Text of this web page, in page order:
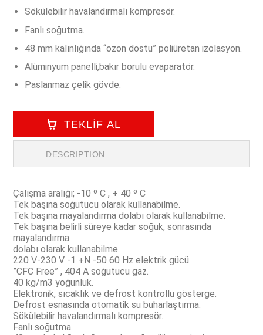
Sökülebilir havalandırmalı kompresör.
Fanlı soğutma.
48 mm kalınlığında “ozon dostu” poliüretan izolasyon.
Alüminyum panelli,bakır borulu evaparatör.
Paslanmaz çelik gövde.
TEKLİF AL
DESCRIPTION
Çalışma aralığı; -10 º C , + 40 º C
Tek başına soğutucu olarak kullanabilme.
Tek başına mayalandırma dolabı olarak kullanabilme.
Tek başına belirli süreye kadar soğuk, sonrasında
mayalandırma
dolabı olarak kullanabilme.
220 V-230 V -1 +N -50 60 Hz elektrik gücü.
”CFC Free” , 404 A soğutucu gaz.
40 kg/m3 yoğunluk.
Elektronik, sıcaklık ve defrost kontrollü gösterge.
Defrost esnasında otomatik su buharlaştırma.
Sökülebilir havalandırmalı kompresör.
Fanlı soğutma.